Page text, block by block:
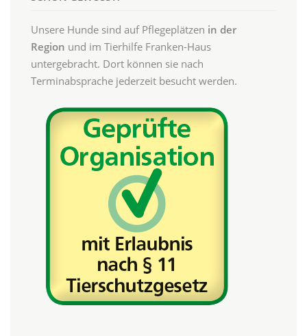
Unsere Hunde sind auf Pflegeplätzen in der
Region und im Tierhilfe Franken-Haus
untergebracht. Dort können sie nach
Terminabsprache jederzeit besucht werden.